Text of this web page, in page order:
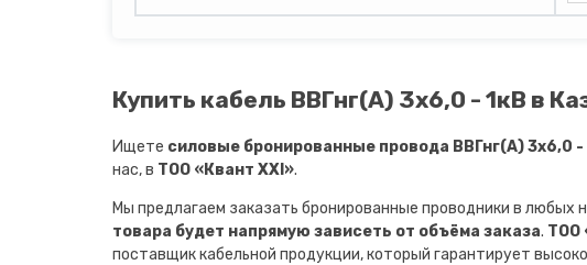
Купить кабель ВВГнг(A) 3х6,0 - 1кВ в
Ищете силовые бронированные провода ВВГнг(A) 3х6,0 -
нас, в ТОО «Квант XXI».
Мы предлагаем заказать бронированные проводники в любых
товара будет напрямую зависеть от объёма заказа. ТОО
поставщик кабельной продукции, который гарантирует